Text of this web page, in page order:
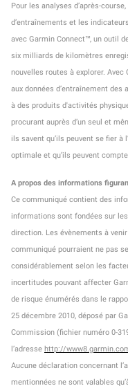
Pour les analyses d’après-
d’entraînements et les
avec Garmin Connect™, un outil
six milliards de kilomètres
nouvelles routes à explorer.
aux données d’entraînement
à des produits d'activités
procurant auprès d’un seul et
ils savent qu’ils peuvent se fier à
optimale et qu’ils peuvent
A propos des informations
Ce communiqué contient des
informations sont fondées sur
direction. Les évènements à
communiqué pourraient ne pas
considérablement selon les
incertitudes pouvant affecter
de risque énumérés dans le
25 décembre 2010, déposé par
Commission (fichier numéro 0-
l’adresse http://
Aucune déclaration concernant
mentionnées ne sont valables